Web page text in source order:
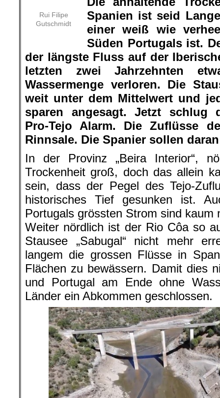
Rui Filipe
Gutschmidt
Spanien ist seid
einer weiß wie
Süden Portugals ist.
der längste Fluss auf der
letzten zwei Jahrzehnten
Wassermenge verloren. Die
weit unter dem Mittelwert und
sparen angesagt. Jetzt schlug
Pro-Tejo Alarm. Die Zuflüsse
Rinnsale. Die Spanier sollen
In der Provinz „Beira Interior“,
Trockenheit groß, doch das allein
sein, dass der Pegel des Tejo-
historisches Tief gesunken ist.
Portugals grössten Strom sind kaum
Weiter nördlich ist der Rio Côa so
Stausee „Sabugal“ nicht mehr
langem die grossen Flüsse in
Flächen zu bewässern. Damit dies
und Portugal am Ende ohne
Länder ein Abkommen geschlossen.